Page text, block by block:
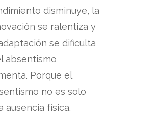
disminuye, la
se ralentiza y
se dificulta
absentismo
Porque el
no es solo
ausencia física.